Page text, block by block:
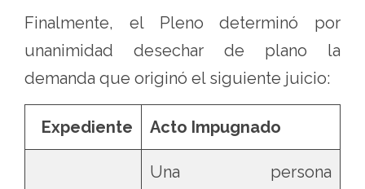
Finalmente, el Pleno determinó por
unanimidad desechar de plano la
demanda que originó el siguiente juicio:
Expediente Acto Impugnado
Una persona